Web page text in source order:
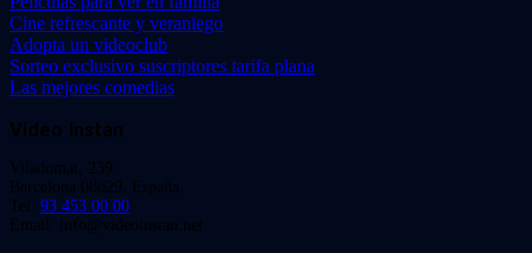
Cine refrescante y veraniego
Adopta un videoclub
Sorteo exclusivo suscriptores tarifa plana
Las mejores comedias
Video Instan
Viladomat, 239
Barcelona 08029. España.
Tel: 93 453 00 00
Email: info@videoinstan.net